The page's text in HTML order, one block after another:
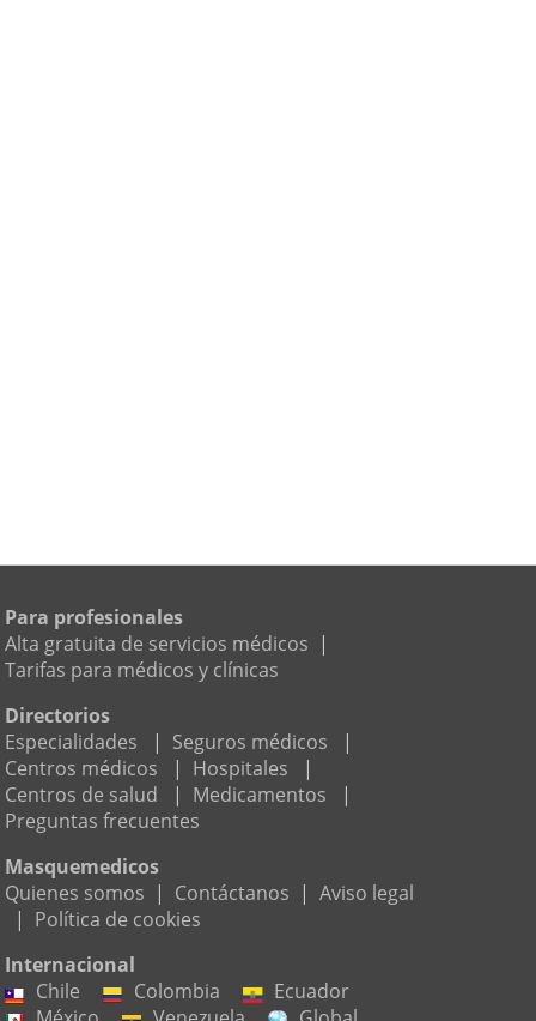
Para profesionales
Alta gratuita de servicios médicos |
Tarifas para médicos y clínicas
Directorios
Especialidades
| Seguros médicos
|
Centros médicos
| Hospitales
|
Centros de salud
| Medicamentos
|
Preguntas frecuentes
Masquemedicos
Quienes somos | Contáctanos | Aviso legal
| Política de cookies
Internacional
Chile
Colombia
Ecuador